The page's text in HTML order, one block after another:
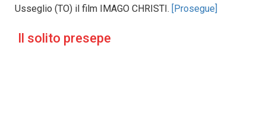
Usseglio (TO) il film IMAGO CHRISTI. [Prosegue]
Il solito presepe